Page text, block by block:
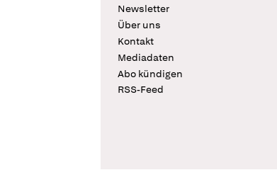
Newsletter
Über uns
Kontakt
Mediadaten
Abo kündigen
RSS-Feed